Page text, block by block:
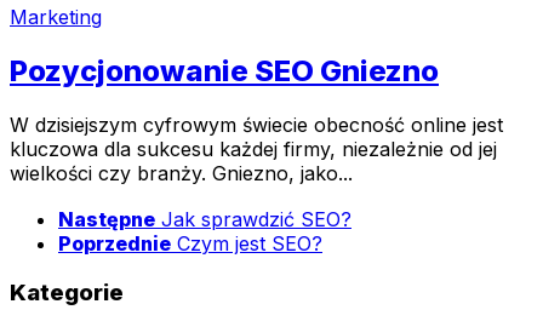
Marketing
Pozycjonowanie SEO Gniezno
W dzisiejszym cyfrowym świecie obecność online jest
kluczowa dla sukcesu każdej firmy, niezależnie od jej
wielkości czy branży. Gniezno, jako...
Następne Jak sprawdzić SEO?
Poprzednie Czym jest SEO?
Kategorie